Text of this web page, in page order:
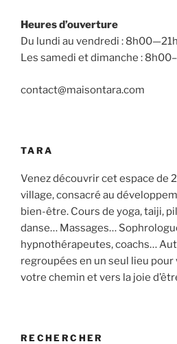
Heures d’ouverture
Du lundi au vendredi :
Les samedi et dimanche :
contact@maisontara.com
TARA
Venez découvrir cet espace de
village, consacré au
bien-être. Cours de yoga, taiji,
danse… Massages…
hypnothérapeutes, coachs…
regroupées en un seul lieu
votre chemin et vers la joie
RECHERCHER